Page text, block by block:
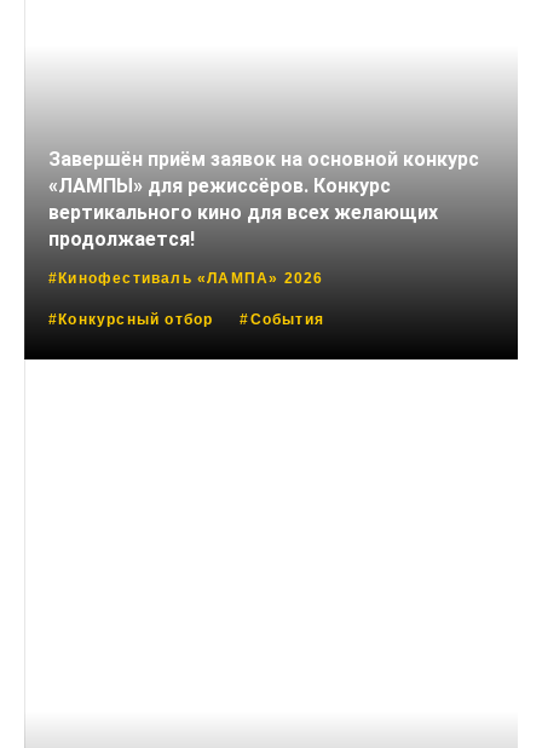
Завершён приём заявок на основной конкурс
«ЛАМПЫ» для режиссёров. Конкурс
вертикального кино для всех желающих
продолжается!
#Кинофестиваль «ЛАМПА» 2026
#Конкурсный отбор #События